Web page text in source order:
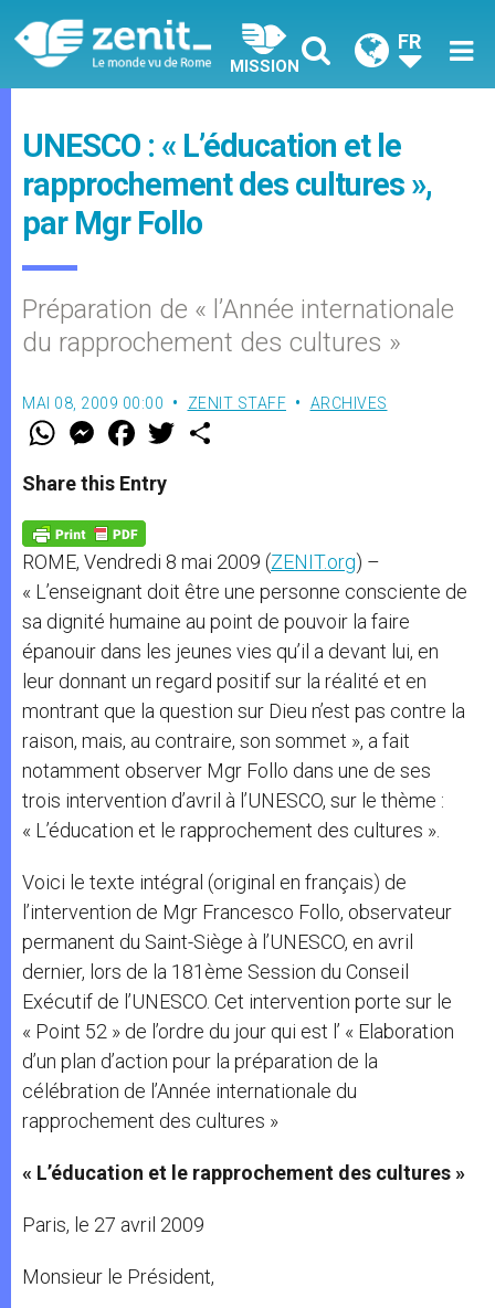
MISSION
FR
UNESCO : « L’éducation et le
rapprochement des cultures »,
par Mgr Follo
Préparation de « l’Année internationale
du rapprochement des cultures »
MAI 08, 2009 00:00 ZENIT STAFF ARCHIVES
W
t
s
p
p
M
e
s
e
g
e
r
F
a
e
b
o
k
w
Share this Entry
ROME, Vendredi 8 mai 2009 (ZENIT.org) –
« L’enseignant doit être une personne consciente de
sa dignité humaine au point de pouvoir la faire
épanouir dans les jeunes vies qu’il a devant lui, en
leur donnant un regard positif sur la réalité et en
montrant que la question sur Dieu n’est pas contre la
raison, mais, au contraire, son sommet », a fait
notamment observer Mgr Follo dans une de ses
trois intervention d’avril à l’UNESCO, sur le thème :
« L’éducation et le rapprochement des cultures ».
Voici le texte intégral (original en français) de
l’intervention de Mgr Francesco Follo, observateur
permanent du Saint-Siège à l’UNESCO, en avril
dernier, lors de la 181ème Session du Conseil
Exécutif de l’UNESCO. Cet intervention porte sur le
« Point 52 » de l’ordre du jour qui est l’ « Elaboration
d’un plan d’action pour la préparation de la
célébration de l’Année internationale du
rapprochement des cultures »
« L’éducation et le rapprochement des cultures »
Paris, le 27 avril 2009
Monsieur le Président,